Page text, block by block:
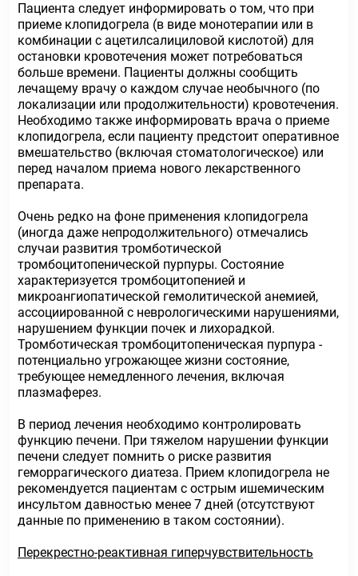
Пациента следует информировать о том, что при
приеме клопидогрела (в виде монотерапии или в
комбинации с ацетилсалициловой кислотой) для
остановки кровотечения может потребоваться
больше времени. Пациенты должны сообщить
лечащему врачу о каждом случае необычного (по
локализации или продолжительности) кровотечения.
Необходимо также информировать врача о приеме
клопидогрела, если пациенту предстоит оперативное
вмешательство (включая стоматологическое) или
перед началом приема нового лекарственного
препарата.
Очень редко на фоне применения клопидогрела
(иногда даже непродолжительного) отмечались
случаи развития тромботической
тромбоцитопенической пурпуры. Состояние
характеризуется тромбоцитопенией и
микроангиопатической гемолитической анемией,
ассоциированной с неврологическими нарушениями,
нарушением функции почек и лихорадкой.
Тромботическая тромбоцитопеническая пурпура -
потенциально угрожающее жизни состояние,
требующее немедленного лечения, включая
плазмаферез.
В период лечения необходимо контролировать
функцию печени. При тяжелом нарушении функции
печени следует помнить о риске развития
геморрагического диатеза. Прием клопидогрела не
рекомендуется пациентам с острым ишемическим
инсультом давностью менее 7 дней (отсутствуют
данные по применению в таком состоянии).
Перекрестно-реактивная гиперчувствительность